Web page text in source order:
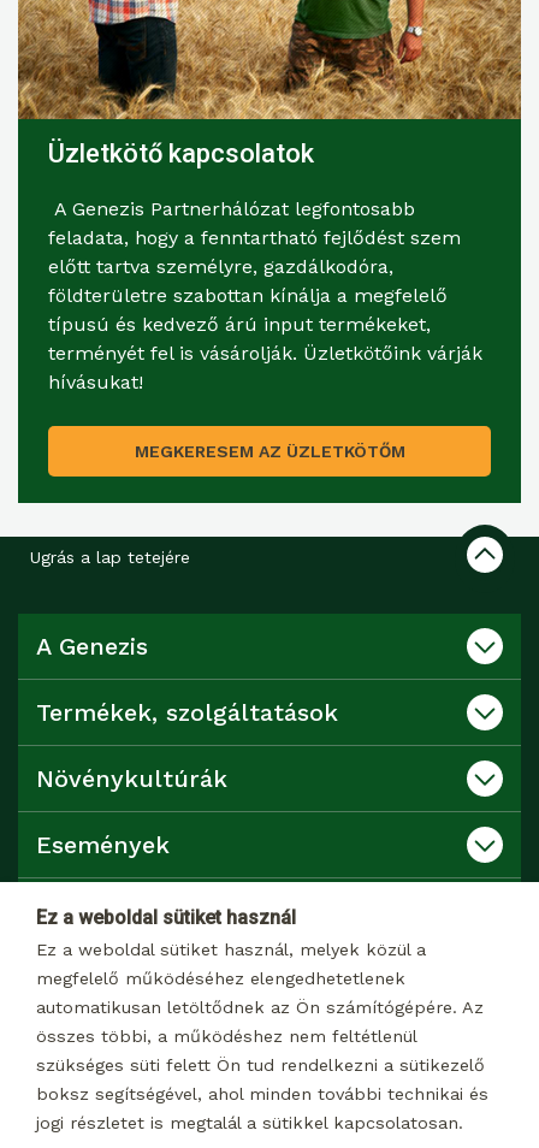
Ez a weboldal sütiket használ
Ez a weboldal sütiket használ, melyek közül a
megfelelő működéséhez elengedhetetlenek
automatikusan letöltődnek az Ön számítógépére. Az
összes többi, a működéshez nem feltétlenül
szükséges süti felett Ön tud rendelkezni a sütikezelő
boksz segítségével, ahol minden további technikai és
jogi részletet is megtalál a sütikkel kapcsolatosan.
Üzletkötő kapcsolatok
A Genezis Partnerhálózat legfontosabb
feladata, hogy a fenntartható fejlődést szem
előtt tartva személyre, gazdálkodóra,
földterületre szabottan kínálja a megfelelő
típusú és kedvező árú input termékeket,
terményét fel is vásárolják. Üzletkötőink várják
hívásukat!
MEGKERESEM AZ ÜZLETKÖTŐM
Ugrás a lap tetejére
A Genezis
Termékek, szolgáltatások
Növénykultúrák
Események
Katalógusok
Kapcsolat
Dokumentumtár